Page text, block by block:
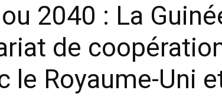
2040 : La
de
le Royaume-Uni